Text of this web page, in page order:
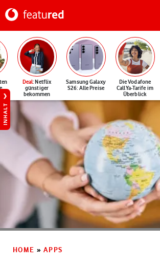
Deal: Netflix
günstiger
bekommen
Samsung Galaxy
S26: Alle Preise
Die Vodafone
CallYa-Tarife im
Überblick
INHALT
HOME » APPS